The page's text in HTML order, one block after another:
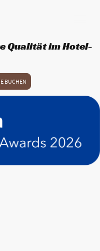
Qualität im Hotel-
BUCHEN